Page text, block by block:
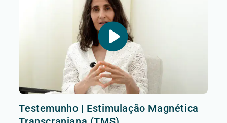
Testemunho | Estimulação Magnética